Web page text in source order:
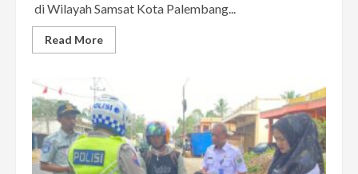
di Wilayah Samsat Kota Palembang...
Read More